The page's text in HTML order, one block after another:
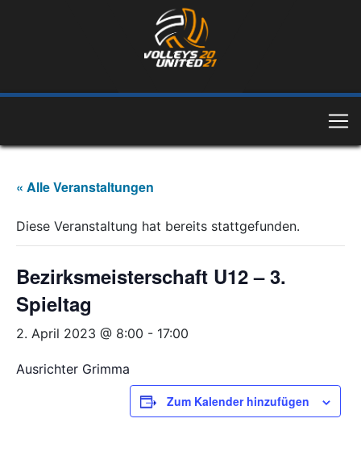
« Alle Veranstaltungen
Diese Veranstaltung hat bereits stattgefunden.
Bezirksmeisterschaft U12 – 3.
Spieltag
2. April 2023 @ 8:00 - 17:00
Ausrichter Grimma
Zum Kalender hinzufügen